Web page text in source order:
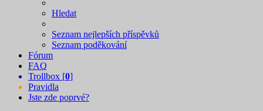
Hledat
Seznam nejlepších příspěvků
Seznam poděkování
Fórum
FAQ
Trollbox [0]
Pravidla
Jste zde poprvé?